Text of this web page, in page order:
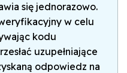
się jednorazowo.
w celu
kodu
uzupełniające
odpowiedz na